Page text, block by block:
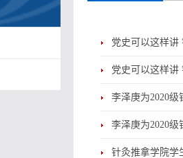
党史可以这样讲
党史可以这样讲
李泽庚为2020
李泽庚为2020
针灸推拿学院学